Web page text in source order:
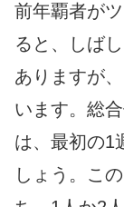
前年覇者が
ると、しば
ありますが
います。総
は、最初の1
しょう。こ